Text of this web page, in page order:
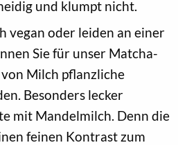
und klumpt nicht.
vegan oder leiden an einer
Sie für unser Matcha-
Milch pflanzliche
Besonders lecker
mit Mandelmilch. Denn die
feinen Kontrast zum